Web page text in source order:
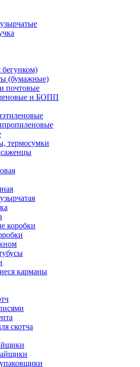
(бумажные)
почтовые
и БОПП
термосумки
коробки
карманы
скотча